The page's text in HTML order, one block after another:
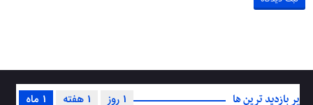
پر بازدید ترین ها 1 ماه 1 هفته 1 روز